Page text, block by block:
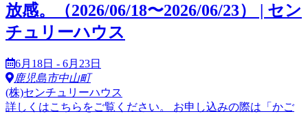
放感。（2026/06/18〜2026/06/23） | セン
チュリーハウス
6月18日 - 6月23日
鹿児島市中山町
(株)センチュリーハウス
詳しくはこちらをご覧ください。 お申し込みの際は「かご